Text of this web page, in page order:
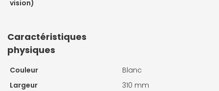
vision)
Caractéristiques
physiques
Couleur
Blanc
Largeur
310 mm